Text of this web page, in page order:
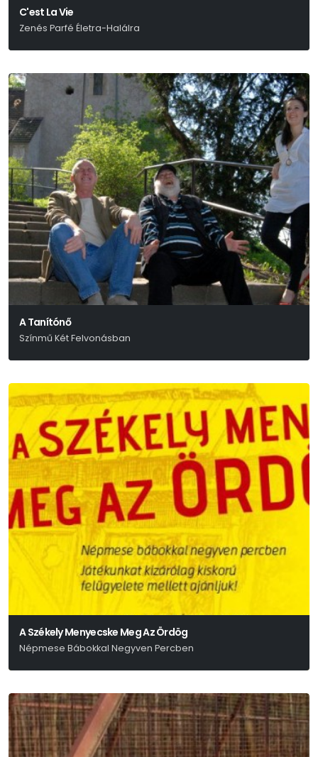
C'est La Vie
Zenés Parfé Életra-Halálra
A Tanítónő
Színmű Két Felvonásban
A Székely Menyecske Meg Az Ördög
Népmese Bábokkal Negyven Percben